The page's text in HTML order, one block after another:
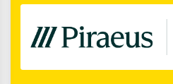
Γαλαξiδι
Γλυφάδα
Γρεβενά